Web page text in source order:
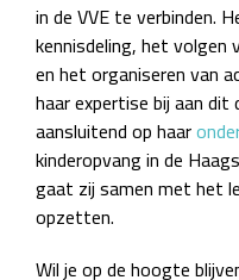
in de VVE te verbinden.
kennisdeling, het volgen
en het organiseren van
haar expertise bij aan
aansluitend op haar
kinderopvang in de
gaat zij samen met het
opzetten.
Wil je op de hoogte